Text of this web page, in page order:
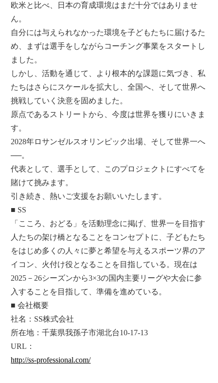
欧米と比べ、日本の育成環境はまだ十分ではありませ
ん。
自分には与えられなかった環境を子どもたちに届けるた
め、まずは選手をしながらコーチング事業をスタートし
ました。
しかし、活動を通じて、より根本的な課題に気づき、私
たちはさらにスケールを拡大し、全国へ、そして世界へ
挑戦していく決意を固めました。
原点であるストリートから、今度は世界を獲りにいきま
す。
2028年ロサンゼルスオリンピック出場、そして世界一へ
──。
代表として、選手として、このプロジェクトにすべてを
賭けて挑みます。
引き続き、熱いご支援をお願いいたします。
■ SS
「こころ、おどる」を活動理念に掲げ、世界一を目指す
人たちの架け橋となることをコンセプトに、子どもたち
をはじめ多くの人々に夢と希望を与えるスポーツ界のア
イコン、火付け役となることを目指している。現在は
2025－26シーズンから3×3の国内主要リーグや大会に参
入することを目指して、準備を進めている。
■ 会社概要
社名：SS株式会社
所在地：千葉県我孫子市湖北台10-17-13
URL：
http://ss-professional.com/